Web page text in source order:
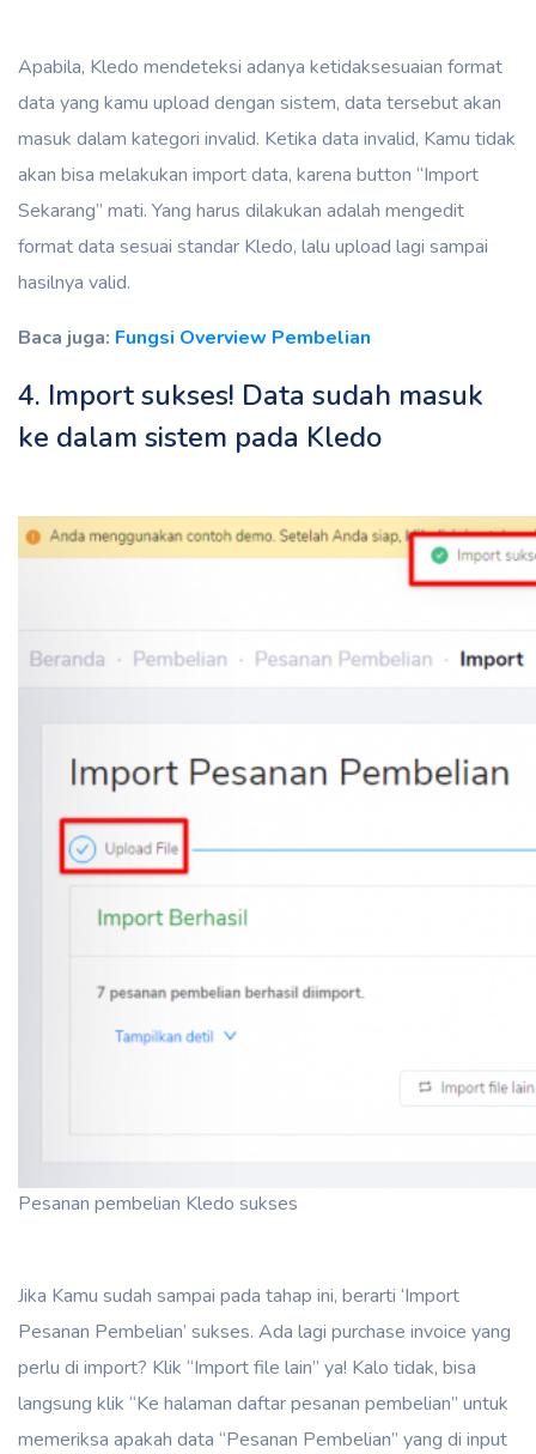
Apabila, Kledo mendeteksi adanya ketidaksesuaian format
data yang kamu upload dengan sistem, data tersebut akan
masuk dalam kategori invalid. Ketika data invalid, Kamu tidak
akan bisa melakukan import data, karena button “Import
Sekarang” mati. Yang harus dilakukan adalah mengedit
format data sesuai standar Kledo, lalu upload lagi sampai
hasilnya valid.
Baca juga: Fungsi Overview Pembelian
4. Import sukses! Data sudah masuk
ke dalam sistem pada Kledo
Pesanan pembelian Kledo sukses
Jika Kamu sudah sampai pada tahap ini, berarti ‘Import
Pesanan Pembelian’ sukses. Ada lagi purchase invoice yang
perlu di import? Klik “Import file lain” ya! Kalo tidak, bisa
langsung klik “Ke halaman daftar pesanan pembelian” untuk
memeriksa apakah data “Pesanan Pembelian” yang di input